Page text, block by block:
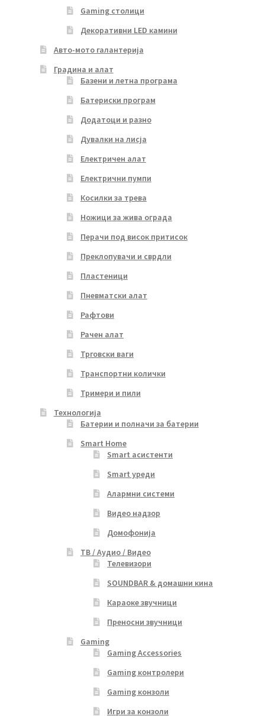
Gaming столици
Декоративни LED камини
Авто-мото галантерија
Градина и алат
Базени и летна програма
Батериски програм
Додатоци и разно
Дувалки на лисја
Електричен алат
Електрични пумпи
Косилки за трева
Ножици за жива ограда
Перачи под висок притисок
Преклопувачи и сврдли
Пластеници
Пневматски алат
Рафтови
Рачен алат
Трговски ваги
Транспортни колички
Тримери и пили
Технологија
Батерии и полначи за батерии
Smart Home
Smart асистенти
Smart уреди
Алармни системи
Видео надзор
Домофонија
ТВ / Аудио / Видео
Телевизори
SOUNDBAR & домашни кина
Караоке звучници
Преносни звучници
Gaming
Gaming Accessories
Gaming контролери
Gaming конзоли
Игри за конзоли